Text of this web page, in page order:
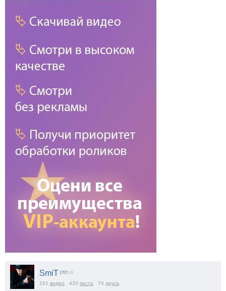
SmiT 1707 | 0
161 видео 433 поста 74 друга